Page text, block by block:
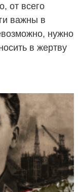
от всего
важны в
нужно
в жертву